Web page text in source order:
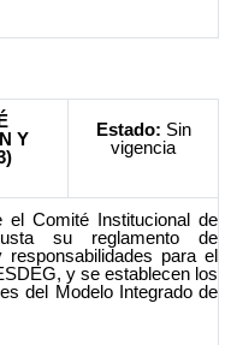
Y
Estado: Sin
vigencia
Comité Institucional de
su reglamento de
para el
y se establecen los
del Modelo Integrado de